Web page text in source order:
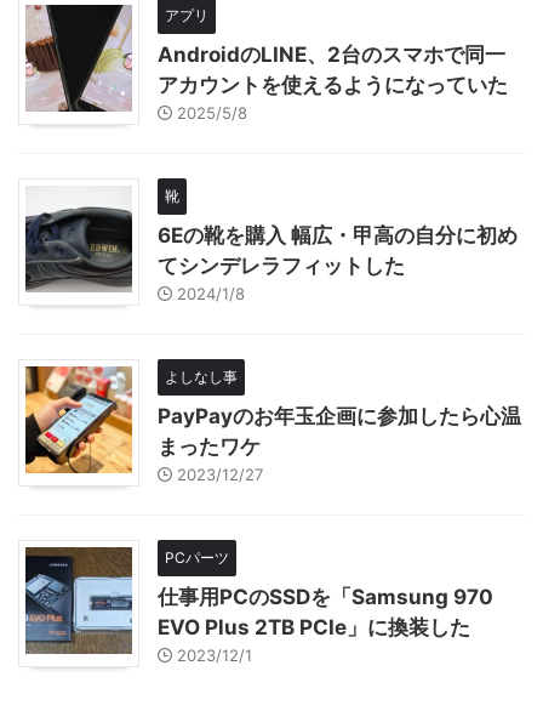
アプリ
AndroidのLINE、2台のスマホで同一
アカウントを使えるようになっていた
2025/5/8
靴
6Eの靴を購入 幅広・甲高の自分に初め
てシンデレラフィットした
2024/1/8
よしなし事
PayPayのお年玉企画に参加したら心温
まったワケ
2023/12/27
PCパーツ
仕事用PCのSSDを「Samsung 970
EVO Plus 2TB PCIe」に換装した
2023/12/1